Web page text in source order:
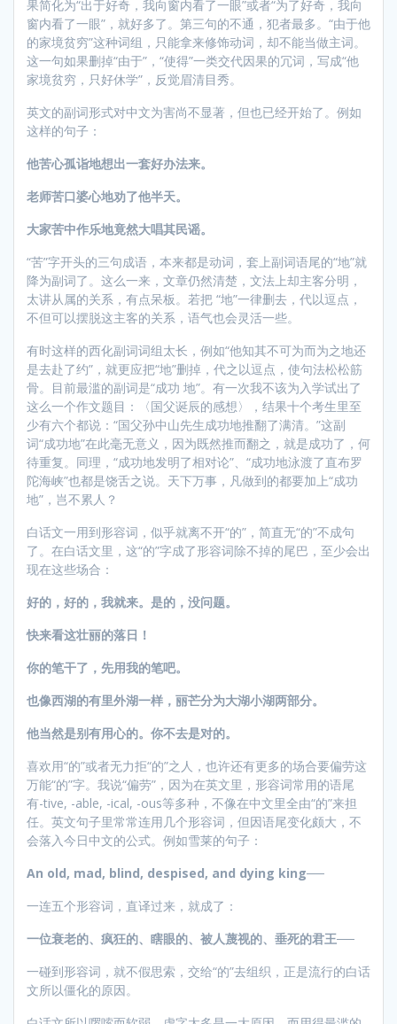
果简化为“出于好奇，我向窗内看了一眼”或者“为了好奇，我向
窗内看了一眼”，就好多了。第三句的不通，犯者最多。“由于他
的家境贫穷”这种词组，只能拿来修饰动词，却不能当做主词。
这一句如果删掉“由于”，“使得”一类交代因果的冗词，写成“他
家境贫穷，只好休学”，反觉眉清目秀。
英文的副词形式对中文为害尚不显著，但也已经开始了。例如
这样的句子：
他苦心孤诣地想出一套好办法来。
老师苦口婆心地劝了他半天。
大家苦中作乐地竟然大唱其民谣。
“苦”字开头的三句成语，本来都是动词，套上副词语尾的“地”就
降为副词了。这么一来，文章仍然清楚，文法上却主客分明，
太讲从属的关系，有点呆板。若把 “地”一律删去，代以逗点，
不但可以摆脱这主客的关系，语气也会灵活一些。
有时这样的西化副词词组太长，例如“他知其不可为而为之地还
是去赴了约”，就更应把“地”删掉，代之以逗点，使句法松松筋
骨。目前最滥的副词是“成功 地”。有一次我不该为入学试出了
这么一个作文题目：〈国父诞辰的感想〉，结果十个考生里至
少有六个都说：“国父孙中山先生成功地推翻了满清。”这副
词“成功地”在此毫无意义，因为既然推而翻之，就是成功了，何
待重复。同理，“成功地发明了相对论”、“成功地泳渡了直布罗
陀海峡”也都是饶舌之说。天下万事，凡做到的都要加上“成功
地”，岂不累人？
白话文一用到形容词，似乎就离不开“的”，简直无“的”不成句
了。在白话文里，这“的”字成了形容词除不掉的尾巴，至少会出
现在这些场合：
好的，好的，我就来。是的，没问题。
快来看这壮丽的落日！
你的笔干了，先用我的笔吧。
也像西湖的有里外湖一样，丽芒分为大湖小湖两部分。
他当然是别有用心的。你不去是对的。
喜欢用“的”或者无力拒“的”之人，也许还有更多的场合要偏劳这
万能“的”字。我说“偏劳”，因为在英文里，形容词常用的语尾
有-tive, -able, -ical, -ous等多种，不像在中文里全由“的”来担
任。英文句子里常常连用几个形容词，但因语尾变化颇大，不
会落入今日中文的公式。例如雪莱的句子：
An old, mad, blind, despised, and dying king──
一连五个形容词，直译过来，就成了：
一位衰老的、疯狂的、瞎眼的、被人蔑视的、垂死的君王──
一碰到形容词，就不假思索，交给“的”去组织，正是流行的白话
文所以僵化的原因。